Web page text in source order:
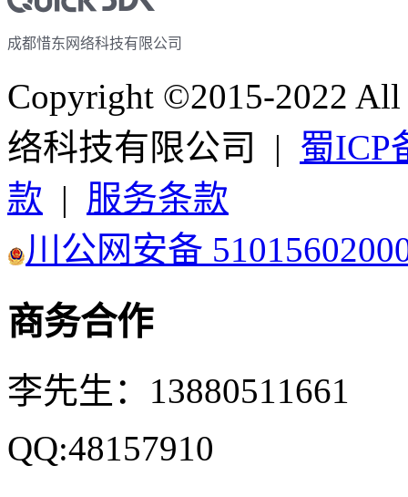
成都惜东网络科技有限公司
Copyright ©2015-2022
络科技有限公司 | 蜀ICP
款 | 服务条款
川公网安备
商务合作
李先生：13880511661
QQ:48157910